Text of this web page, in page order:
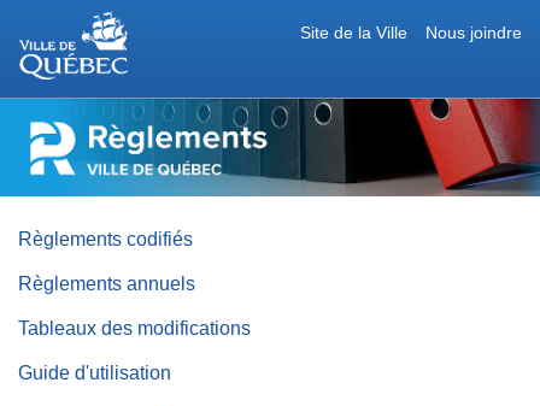
Nous joindre
Site de la Ville
RÈGLEMENTS
DE
QUÉBEC
Règlements codifiés
Règlements annuels
Tableaux des modifications
Guide d'utilisation